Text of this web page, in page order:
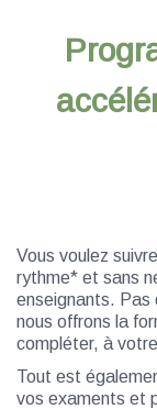
Vous voulez
rythme* et sans
enseignants. Pas
nous offrons la
compléter, à
Tout est
vos examents et